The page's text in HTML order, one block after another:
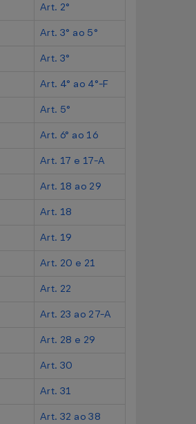
Art. 2°
Art. 3° ao 5°
Art. 3°
Art. 4° ao 4°-F
Art. 5°
Art. 6° ao 16
Art. 17 e 17-A
Art. 18 ao 29
Art. 18
Art. 19
Art. 20 e 21
Art. 22
Art. 23 ao 27-A
Art. 28 e 29
Art. 30
Art. 31
Art. 32 ao 38